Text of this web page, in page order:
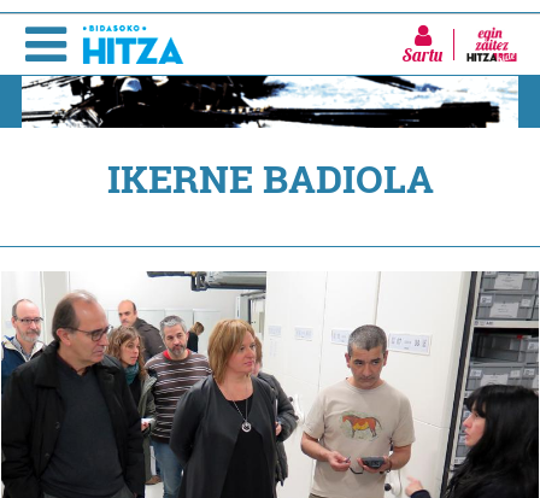
Sartu
IKERNE BADIOLA